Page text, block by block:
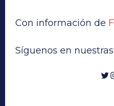
Con información de
Síguenos en
Twitter